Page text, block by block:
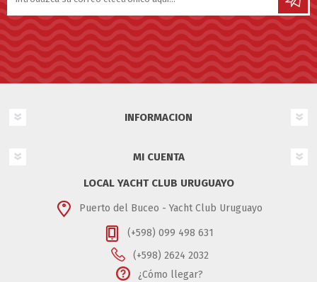
INFORMACION
MI CUENTA
LOCAL YACHT CLUB URUGUAYO
Puerto del Buceo - Yacht Club Uruguayo
(+598) 099 498 631
(+598) 2624 2032
¿Cómo llegar?